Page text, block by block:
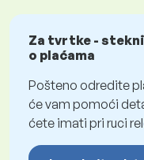
Za tvrtke -
o plaćama
Pošteno odredite
će vam pomoći
ćete imati pri ruci